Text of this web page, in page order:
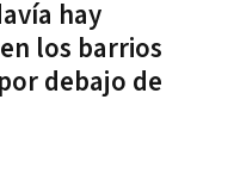
hay
los barrios
debajo de